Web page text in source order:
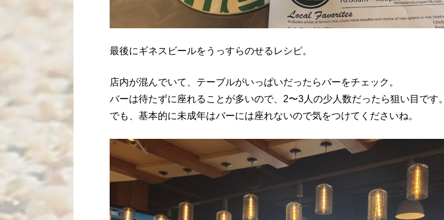
最後にギネスビールをうっすらのせるレシピ。
店内が混んでいて、テーブルがいっぱいだったらバーをチェック。
バーは待たずに座れることが多いので、2〜3人の少人数だったら狙い目です。
でも、基本的に未成年はバーには座れないので気をつけてくださいね。